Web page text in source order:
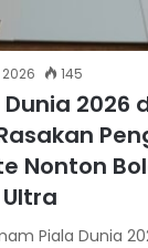
145
2026
Nonton
Piala Dunia